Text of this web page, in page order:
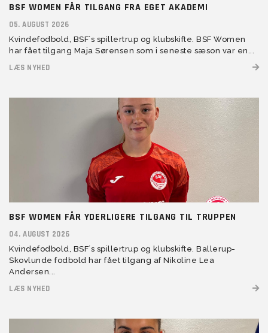
BSF WOMEN FÅR TILGANG FRA EGET AKADEMI
05. AUGUST 2026
Kvindefodbold, BSF´s spillertrup og klubskifte. BSF Women
har fået tilgang Maja Sørensen som i seneste sæson var en...
LÆS NYHED
BSF WOMEN FÅR YDERLIGERE TILGANG TIL TRUPPEN
04. AUGUST 2026
Kvindefodbold, BSF´s spillertrup og klubskifte. Ballerup-
Skovlunde fodbold har fået tilgang af Nikoline Lea
Andersen...
LÆS NYHED